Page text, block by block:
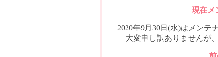
現在メ
2020年9月30日(水)はメンテ
大変申し訳ありませんが